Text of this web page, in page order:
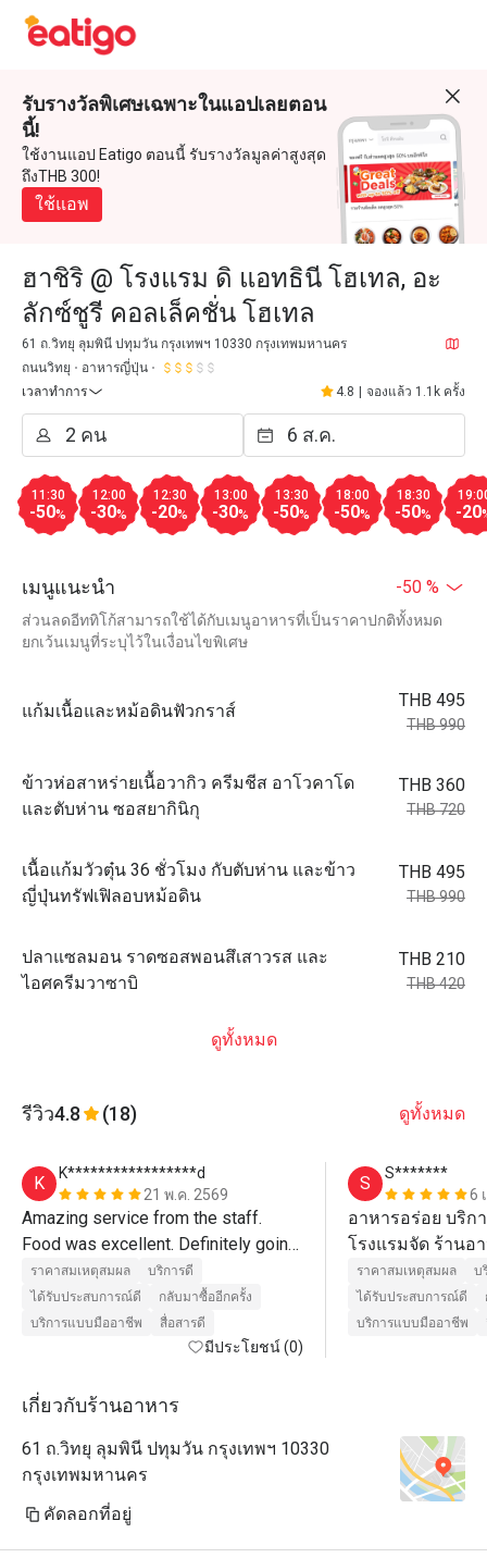
รับรางวัลพิเศษเฉพาะในแอปเลยตอน
นี้!
ใช้งานแอป Eatigo ตอนนี้ รับรางวัลมูลค่าสูงสุด
ถึงTHB 300!
ใช้แอพ
ฮาชิริ @ โรงแรม ดิ แอทธินี โฮเทล, อะ
ลักซ์ชูรี คอลเล็คชั่น โฮเทล
61 ถ.วิทยุ ลุมพินี ปทุมวัน กรุงเทพฯ 10330 กรุงเทพมหานคร
ถนนวิทยุ
อาหารญี่ปุ่น
เวลาทำการ
4.8 จองแล้ว 1.1k ครั้ง
11:30
-50%
12:00
-30%
12:30
-20%
13:00
-30%
13:30
-50%
18:00
-50%
18:30
-50% -20
เมนูแนะนำ -50 %
ส่วนลดอีททิโก้สามารถใช้ได้กับเมนูอาหารที่เป็นราคาปกติทั้งหมด
ยกเว้นเมนูที่ระบุไว้ในเงื่อนไขพิเศษ
แก้มเนื้อและหม้อดินฟัวกราส์
THB 495
THB 990
ข้าวห่อสาหร่ายเนื้อวากิว ครีมชีส อาโวคาโด
และตับห่าน ซอสยากินิกุ
THB 360
THB 720
เนื้อแก้มวัวตุ๋น 36 ชั่วโมง กับตับห่าน และข้าว
ญี่ปุ่นทรัฟเฟิลอบหม้อดิน
THB 495
THB 990
ปลาแซลมอน ราดซอสพอนสึเสาวรส และ
ไอศครีมวาซาบิ
THB 210
THB 420
ดูทั้งหมด
รีวิว4.8 (18) ดูทั้งหมด
K
K*****************d
21 พ.ค. 2569
Amazing service from the staff.
Food was excellent. Definitely going
back!
ราคาสมเหตุสมผล
บริการดี
ได้รับประสบการณ์ดี
กลับมาซื้ออีกครั้ง
บริการแบบมืออาชีพ
สื่อสารดี
มีประโยชน์ (0)
S
S*******
6
อาหารอร่อย บริก
โรงแรมจัด ร้านอ
ก้อน
ราคาสมเหตุสมผล
บ
ได้รับประสบการณ์ดี
บริการแบบมืออาชีพ
เกี่ยวกับร้านอาหาร
61 ถ.วิทยุ ลุมพินี ปทุมวัน กรุงเทพฯ 10330
กรุงเทพมหานคร
คัดลอกที่อยู่